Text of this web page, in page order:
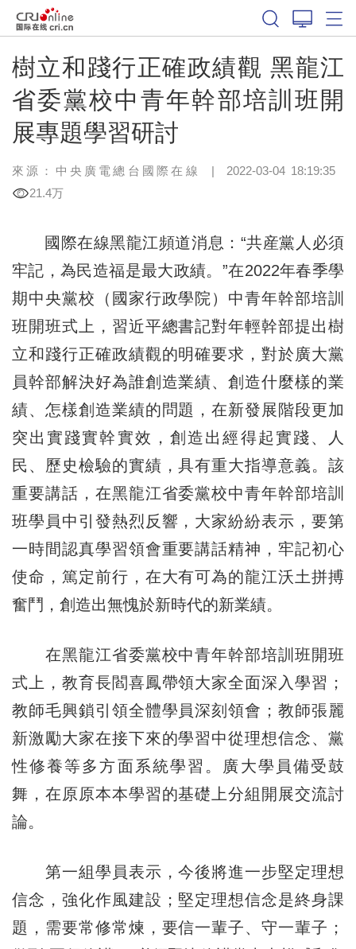
樹立和踐行正確政績觀 黑龍江
省委黨校中青年幹部培訓班開
展專題學習研討
來源：中央廣電總台國際在線 | 2022-03-04 18:19:35
21.4万
國際在線黑龍江頻道消息：“共産黨人必須
牢記，為民造福是最大政績。”在2022年春季學
期中央黨校（國家行政學院）中青年幹部培訓
班開班式上，習近平總書記對年輕幹部提出樹
立和踐行正確政績觀的明確要求，對於廣大黨
員幹部解決好為誰創造業績、創造什麼樣的業
績、怎樣創造業績的問題，在新發展階段更加
突出實踐實幹實效，創造出經得起實踐、人
民、歷史檢驗的實績，具有重大指導意義。該
重要講話，在黑龍江省委黨校中青年幹部培訓
班學員中引發熱烈反響，大家紛紛表示，要第
一時間認真學習領會重要講話精神，牢記初心
使命，篤定前行，在大有可為的龍江沃土拼搏
奮鬥，創造出無愧於新時代的新業績。
在黑龍江省委黨校中青年幹部培訓班開班
式上，教育長閻喜鳳帶領大家全面深入學習；
教師毛興鎖引領全體學員深刻領會；教師張麗
新激勵大家在接下來的學習中從理想信念、黨
性修養等多方面系統學習。廣大學員備受鼓
舞，在原原本本學習的基礎上分組開展交流討
論。
第一組學員表示，今後將進一步堅定理想
信念，強化作風建設；堅定理想信念是終身課
題，需要常修常煉，要信一輩子、守一輩子；